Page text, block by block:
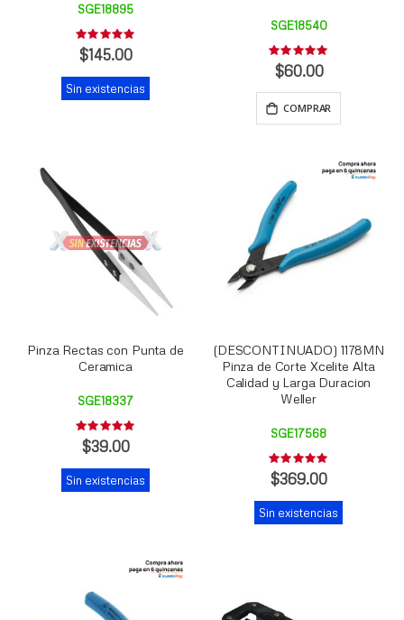
SGE18895
Rating:
0%
$145.00
Sin existencias
SGE18540
Rating:
0%
$60.00
COMPRAR
Pinza Rectas con Punta de
Ceramica
SGE18337
Rating:
0%
$39.00
Sin existencias
(DESCONTINUADO) 1178MN
Pinza de Corte Xcelite Alta
Calidad y Larga Duracion
Weller
SGE17568
Rating:
0%
$369.00
Sin existencias